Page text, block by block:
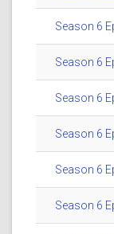
Season 6
Season 6
Season 6
Season 6
Season 6
Season 6